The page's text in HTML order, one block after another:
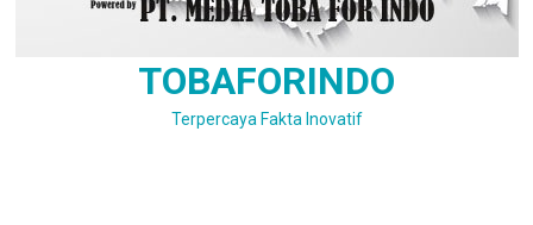
TOBAFORINDO
Terpercaya Fakta Inovatif